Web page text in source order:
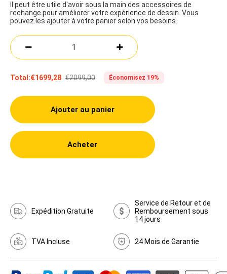
Il peut être utile d'avoir sous la main des accessoires de
rechange pour améliorer votre expérience de dessin. Vous
pouvez les ajouter à votre panier selon vos besoins.
Total:€1699,28 €2099,00 Économisez 19%
Ajouter au panier
Acheter
Expédition Gratuite
Service de Retour et de
Remboursement sous
14 jours
TVA Incluse 24 Mois de Garantie